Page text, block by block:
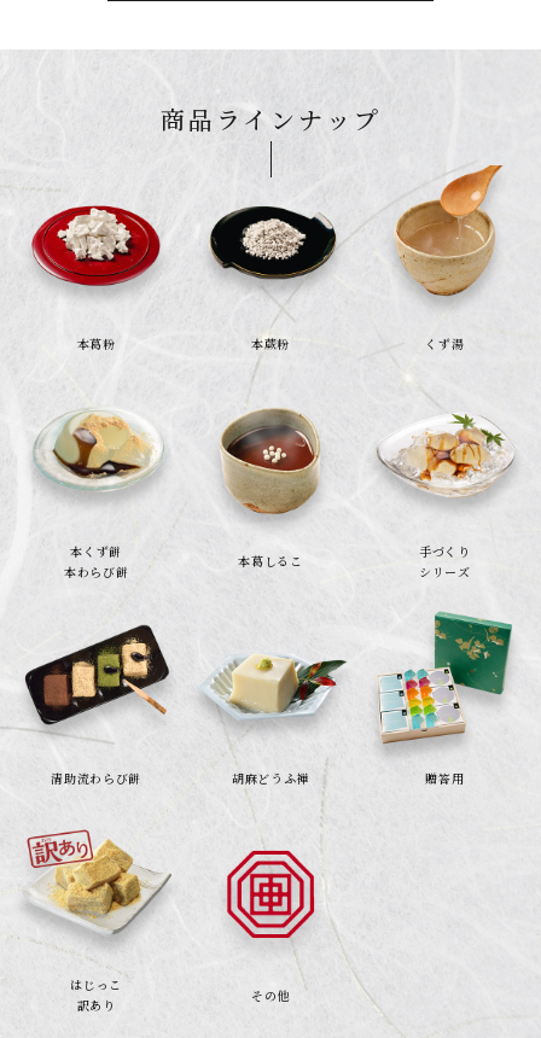
商品ラインナップ
本葛粉 本蕨粉 くず湯
本くず餅
本わらび餅
本葛しるこ
手づくり
シリーズ
清助流わらび餅 胡麻どうふ禅 贈答用
はじっこ
訳あり
その他